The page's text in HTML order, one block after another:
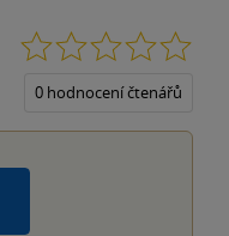
0 hodnocení čtenářů